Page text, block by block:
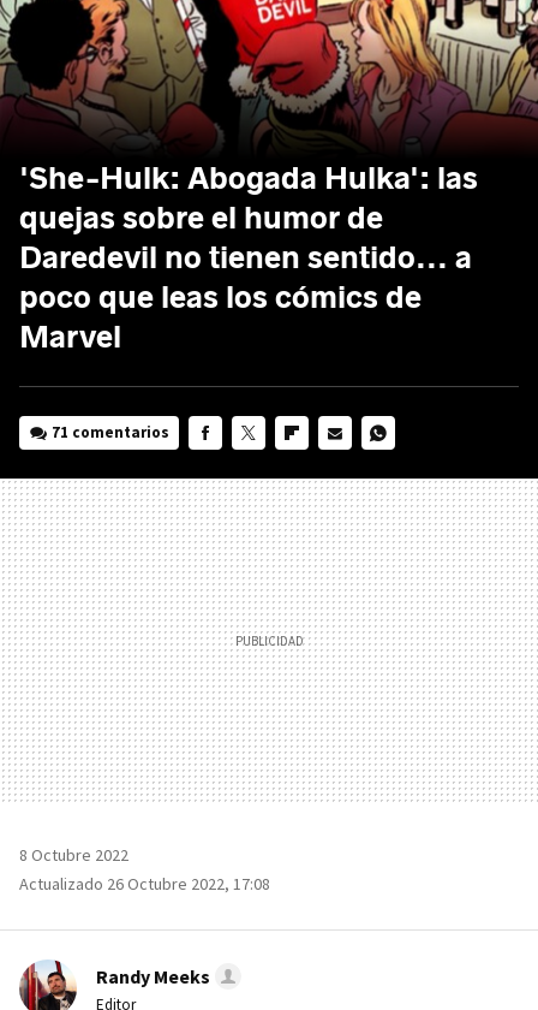
'She-Hulk: Abogada Hulka': las
quejas sobre el humor de
Daredevil no tienen sentido... a
poco que leas los cómics de
Marvel
71 comentarios
MAIL
8 Octubre 2022
Actualizado 26 Octubre 2022, 17:08
Randy Meeks
Editor